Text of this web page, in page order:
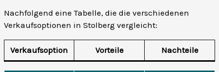
Nachfolgend eine Tabelle, die die verschiedenen
Verkaufsoptionen in Stolberg vergleicht:
Verkaufsoption Vorteile Nachteile